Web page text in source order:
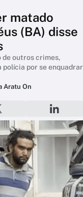
matado
(BA) disse
de outros crimes,
por se enquadrar
Aratu On